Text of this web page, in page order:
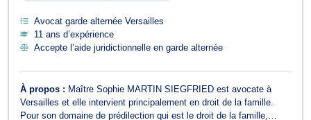
Avocat garde alternée Versailles
11 ans d’expérience
Accepte l’aide juridictionnelle en garde alternée
À propos : Maître Sophie MARTIN SIEGFRIED est avocate à
Versailles et elle intervient principalement en droit de la famille.
Pour son domaine de prédilection qui est le droit de la famille,